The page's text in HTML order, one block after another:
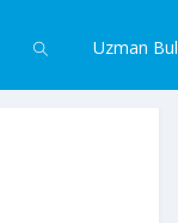
Uzman Bul